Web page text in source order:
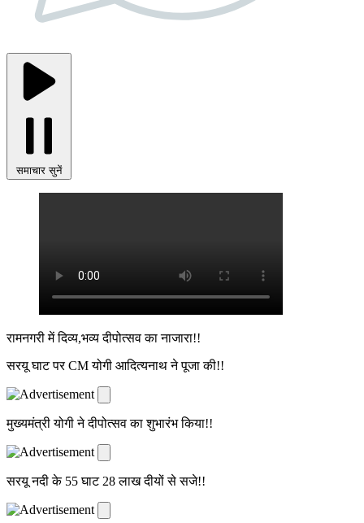
समाचार सुनें
रामनगरी में दिव्य,भव्य दीपोत्सव का नाजारा!!
सरयू घाट पर CM योगी आदित्यनाथ ने पूजा की!!
मुख्यमंत्री योगी ने दीपोत्सव का शुभारंभ किया!!
सरयू नदी के 55 घाट 28 लाख दीयों से सजे!!